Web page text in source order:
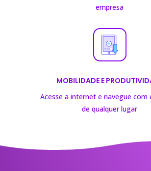
empresa
MOBILIDADE E
Acesse a internet e navegue com
dequalquer lugar